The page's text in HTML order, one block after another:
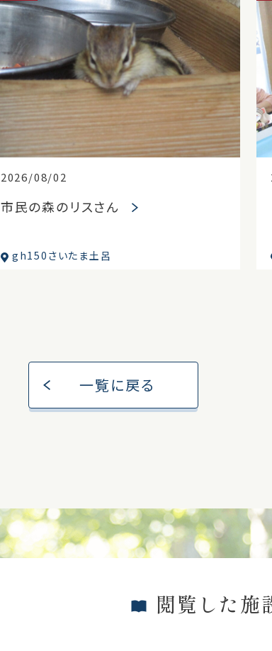
2026/08/02
市民の森のリスさん
gh150さいたま土呂
一覧に戻る
閲覧した施